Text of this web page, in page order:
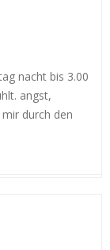
nacht bis 3.00
angst,
durch den